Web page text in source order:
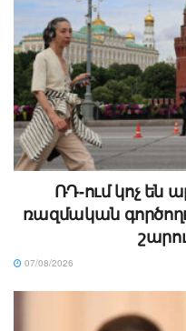
ՌԴ-ում կոչ են
ռազմական
07/08/2026